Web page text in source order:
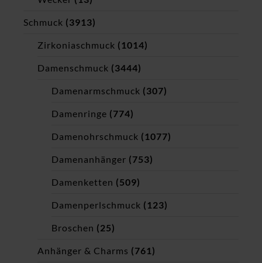
Schmuck (3913)
Zirkoniaschmuck (1014)
Damenschmuck (3444)
Damenarmschmuck (307)
Damenringe (774)
Damenohrschmuck (1077)
Damenanhänger (753)
Damenketten (509)
Damenperlschmuck (123)
Broschen (25)
Anhänger & Charms (761)